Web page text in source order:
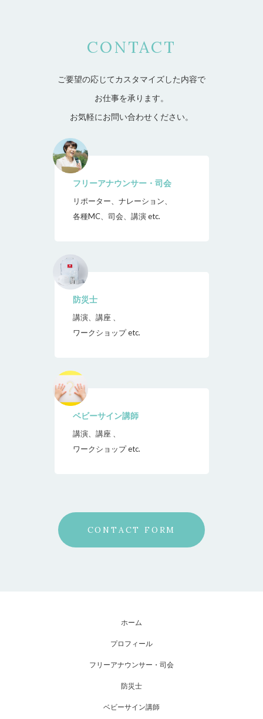
CONTACT
ご要望の応じてカスタマイズした内容で
お仕事を承ります。
お気軽にお問い合わせください。
フリーアナウンサー・司会
リポーター、ナレーション、
各種MC、司会、講演 etc.
防災士
講演、講座 、
ワークショップ etc.
ベビーサイン講師
講演、講座 、
ワークショップ etc.
CONTACT FORM
ホーム
プロフィール
フリーアナウンサー・司会
防災士
ベビーサイン講師